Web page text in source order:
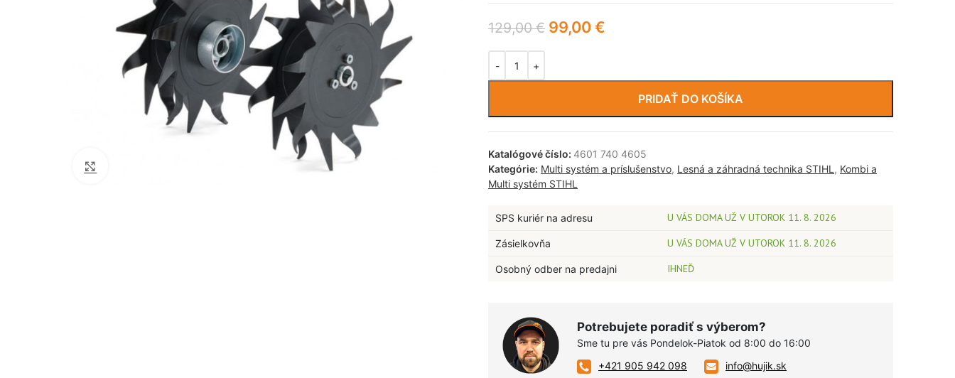
129,00€ 99,00€
PRIDAŤ DO KOŠÍKA
Katalógové číslo: 4601 740 4605
Kategórie: Multi systém a príslušenstvo, Lesná a záhradná technika STIHL , Kombi a
Multi systém STIHL
SPS kuriér na adresu U VÁS DOMA UŽ V UTOROK 11. 8. 2026
Zásielkovňa U VÁS DOMA UŽ V UTOROK 11. 8. 2026
Osobný odber na predajni IHNEĎ
Potrebujete poradiť s výberom?
Sme tu pre vás Pondelok-Piatok od 8:00 do 16:00
+421 905 942 098
info@hujik.sk